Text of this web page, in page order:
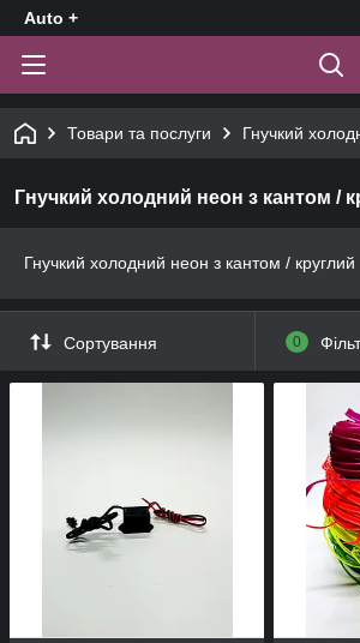
Auto +
Товари та послуги Гнучкий
Гнучкий холодний неон з кантом /
Гнучкий холодний неон з кантом / круглий
Сортування 0